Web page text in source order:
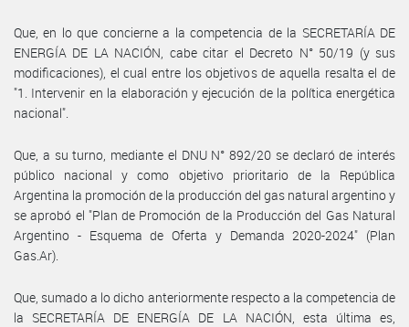
Que, en lo que concierne a la competencia de la SECRETARÍA DE
ENERGÍA DE LA NACIÓN, cabe citar el Decreto N° 50/19 (y sus
modificaciones), el cual entre los objetivos de aquella resalta el de
"1. Intervenir en la elaboración y ejecución de la política energética
nacional".
Que, a su turno, mediante el DNU N° 892/20 se declaró de interés
público nacional y como objetivo prioritario de la República
Argentina la promoción de la producción del gas natural argentino y
se aprobó el "Plan de Promoción de la Producción del Gas Natural
Argentino - Esquema de Oferta y Demanda 2020-2024" (Plan
Gas.Ar).
Que, sumado a lo dicho anteriormente respecto a la competencia de
la SECRETARÍA DE ENERGÍA DE LA NACIÓN, esta última es,